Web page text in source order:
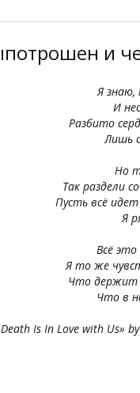
и
Я знаю,
И
Разбито
Лишь
Но
Так раздели
Пусть всё
Я
Всё
Я то же
Что держит
Что в
Is In Love with Us»